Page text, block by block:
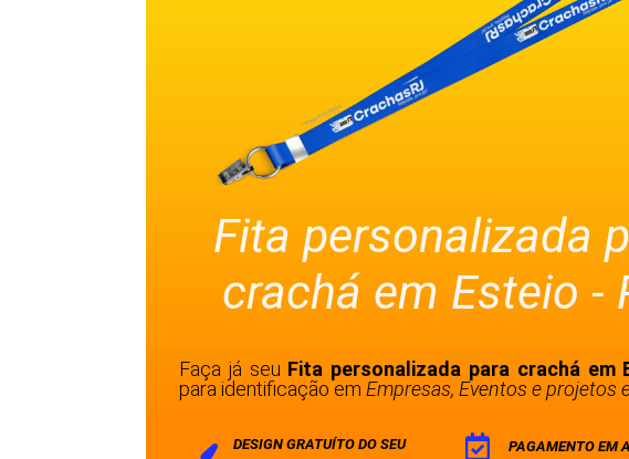
Fita personalizada
crachá em Esteio -
Faça já seu Fita personalizada para crachá em
para identificação emEmpresas, Eventos e projetos
DESIGN GRATUÍTO DO SEU
PAGAMENTO EM